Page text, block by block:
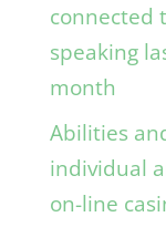
connected
speaking
month
Abilities
individual
on-line